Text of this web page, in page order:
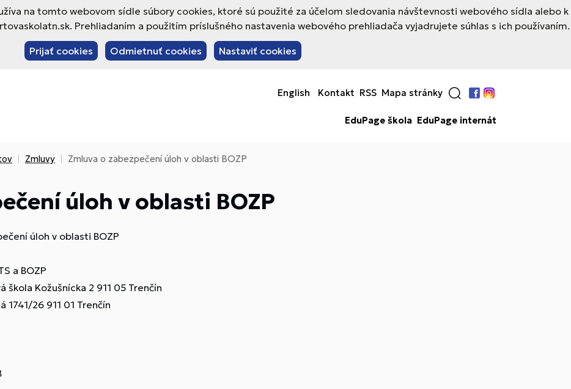
na tomto webovom sídle súbory cookies, ktoré sú použité za účelom sledovania návštevnosti webového sídla alebo k
Prehliadaním a použitím príslušného nastavenia webového prehliadača vyjadrujete súhlas s ich používaním.
Prijať cookies Odmietnuť cookies Nastaviť cookies
English Kontakt RSS Mapa stránky
Facebook
Instagram
EduPage škola EduPage internát
Zmluvy Zmluva o zabezpečení úloh v oblasti BOZP
úloh v oblasti BOZP
úloh v oblasti BOZP
a BOZP
škola Kožušnícka 2 911 05 Trenčín
1741/26 911 01 Trenčín